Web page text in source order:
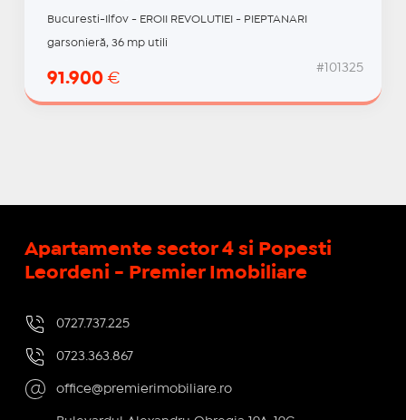
Bucuresti-Ilfov - EROII REVOLUTIEI - PIEPTANARI
garsonieră, 36 mp utili
91.900 €
#101325
Apartamente sector 4 si Popesti
Leordeni - Premier Imobiliare
0727.737.225
0723.363.867
office@premierimobiliare.ro